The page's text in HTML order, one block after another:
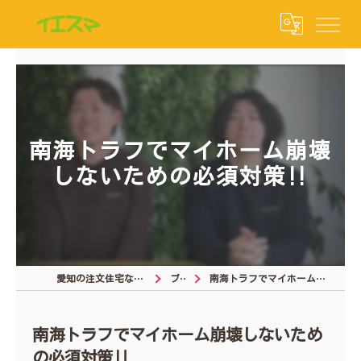
南海トラフでマイホーム崩壊
しないための必須対策‼︎
愛知の注文住宅なら注文住宅の相談窓口 ブログ 南海トラフでマイホーム崩壊しないための必須対策‼︎
南海トラフでマイホーム崩壊しないため
の必須対策‼︎